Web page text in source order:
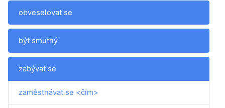
obveselovat se
být smutný
zabývat se
zaměstnávat se <čím>